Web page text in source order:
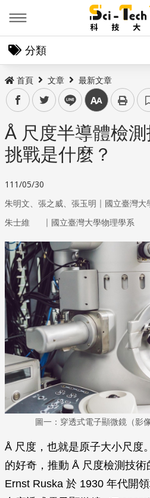
分類
首頁 文章 最新文章
facebooktwitter line 中
Å 尺度半導體檢
挑戰是什麼？
111/05/30
朱明文、張之威、張玉明 ｜ 國立臺灣大
朱士維
｜ 國立臺灣大學物理學系
圖一：穿透式電子顯微鏡（影
Å 尺度，也就是原子大小尺度
的好奇，推動 Å 尺度檢測技
Ernst Ruska 於 1930 年代開